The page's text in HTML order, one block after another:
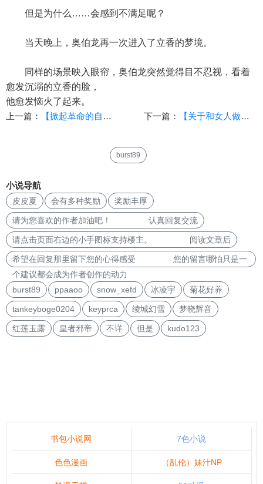
但是为什么……会感到不满足呢？
当天晚上，奥伯龙再一次进入了立香的梦境。
同样的场景映入眼帘，奥伯龙突然觉得目不忍视，看着
愈发沉溺的立香的脸，
他愈发恼火了起来。
上一篇：
【掀起革命的自由女性却将世界重塑为弥漫着精臭腥味的百合女尊世界】（1）【作者：强风大鸽子】 下一篇： 【关于和女人做爱就会有丰厚奖励这件事】（3
burst89
小说导航
皮皮夏 会有多种奖励 奖励丰厚
请为您喜欢的作者加油吧！ 认真回复交流
请点击页面右边的小手图标支持楼主。 阅读文章后
希望在回复那里留下您的心得感受 您的留言哪怕只是一
个建议都会成为作者创作的动力
burst89
ppaaoo snow_xefd 冰凌宇 菊花好养
tankeyboge0204 keyprca 绫城幻雪 梦晓辉音
红莲玉露 皇者邪帝 不详 但是 kudo123
书包小说网 7色小说
色色漫画 （乱伦）妹汁NP